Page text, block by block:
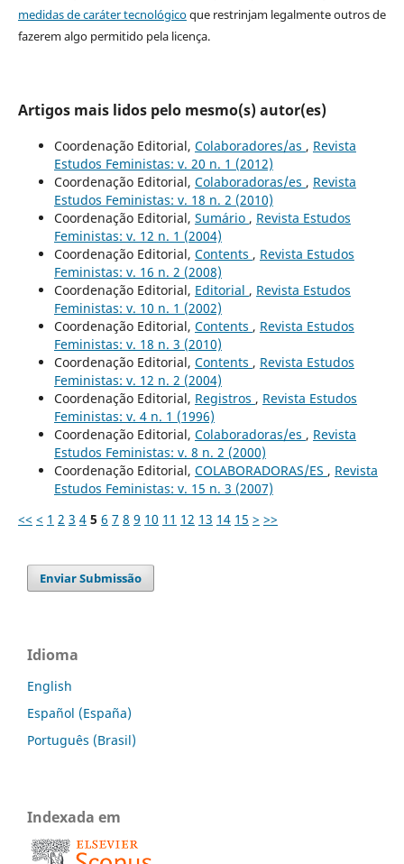
medidas de caráter tecnológicoque restrinjam legalmente outros de
fazerem algo permitido pela licença.
Artigos mais lidos pelo mesmo(s) autor(es)
Coordenação Editorial, Colaboradores/as , Revista
Estudos Feministas: v. 20 n. 1 (2012)
Coordenação Editorial, Colaboradoras/es , Revista
Estudos Feministas: v. 18 n. 2 (2010)
Coordenação Editorial, Sumário , Revista Estudos
Feministas: v. 12 n. 1 (2004)
Coordenação Editorial, Contents , Revista Estudos
Feministas: v. 16 n. 2 (2008)
Coordenação Editorial, Editorial , Revista Estudos
Feministas: v. 10 n. 1 (2002)
Coordenação Editorial, Contents , Revista Estudos
Feministas: v. 18 n. 3 (2010)
Coordenação Editorial, Contents , Revista Estudos
Feministas: v. 12 n. 2 (2004)
Coordenação Editorial, Registros , Revista Estudos
Feministas: v. 4 n. 1 (1996)
Coordenação Editorial, Colaboradoras/es , Revista
Estudos Feministas: v. 8 n. 2 (2000)
Coordenação Editorial, COLABORADORAS/ES , Revista
Estudos Feministas: v. 15 n. 3 (2007)
<< < 1 2 3 4 5 6 7 8 9 10 11 12 13 14 15 > >>
Enviar Submissão
Idioma
English
Español (España)
Português (Brasil)
Indexada em